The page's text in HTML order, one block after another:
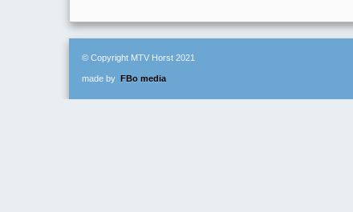
© Copyright MTV Horst 2021
made by FBo media